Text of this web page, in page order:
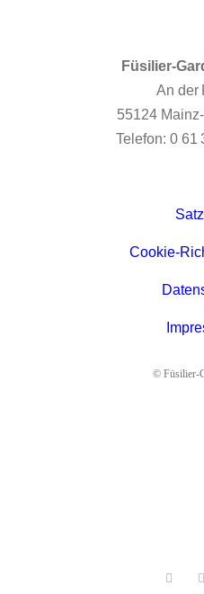
Füsilier-
An der
55124
Telefon: 0 61
Cookie-
© Füsilier-